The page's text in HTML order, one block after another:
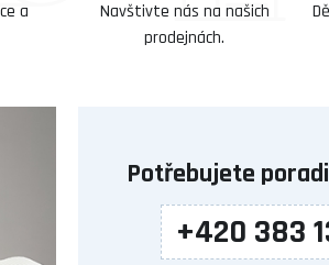
a
Navštivte nás na našich
prodejnách.
Potřebujete
+420 383